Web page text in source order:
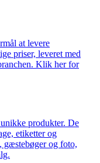
at levere
priser, leveret med
Klik her for
produkter. De
etiketter og
gæstebøger og foto,